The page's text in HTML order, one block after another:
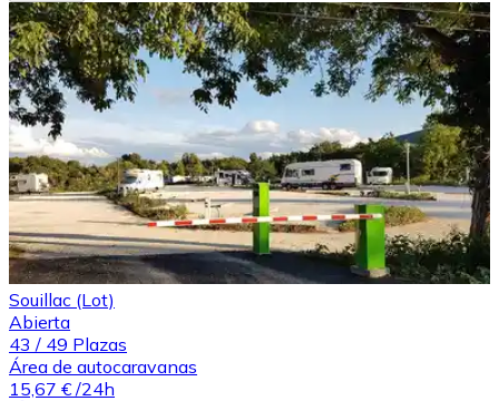
Souillac (Lot)
Abierta
43 / 49 Plazas
Área de autocaravanas
15,67 € /24h